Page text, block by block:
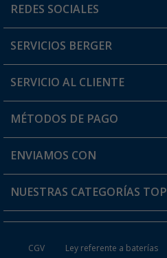
Horario de atención al cliente:
¿Tienes alguna duda?
REDES SOCIALES
SERVICIOS BERGER
Conviértete en distribuidor
Mi cuenta
Tarjeta Berger Digital
SERVICIO AL CLIENTE
FAQ y Contacto
Información de envío
¿Dónde está mi pedido?
MÉTODOS DE PAGO
ENVIAMOS CON
NUESTRAS CATEGORÍAS TOP
CGV Ley referente a baterías